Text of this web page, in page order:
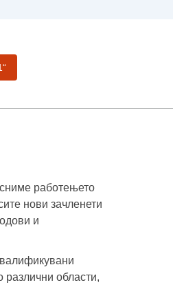
работењето
нови зачленети
и
различни области,